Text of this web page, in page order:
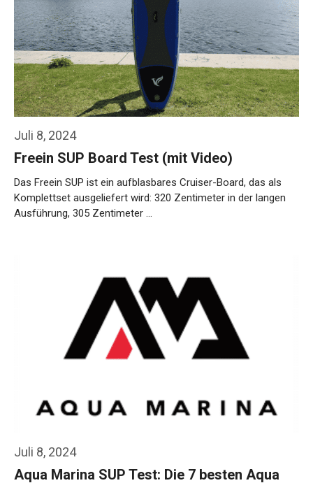
Juli 8, 2024
Freein SUP Board Test (mit Video)
Das Freein SUP ist ein aufblasbares Cruiser-Board, das als
Komplettset ausgeliefert wird: 320 Zentimeter in der langen
Ausführung, 305 Zentimeter …
Juli 8, 2024
Aqua Marina SUP Test: Die 7 besten Aqua